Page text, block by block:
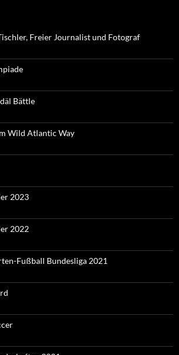
Freier Journalist und Fotograf
Bättle
Wild Atlantic Way
2023
2022
Fußball Bundesliga 2021